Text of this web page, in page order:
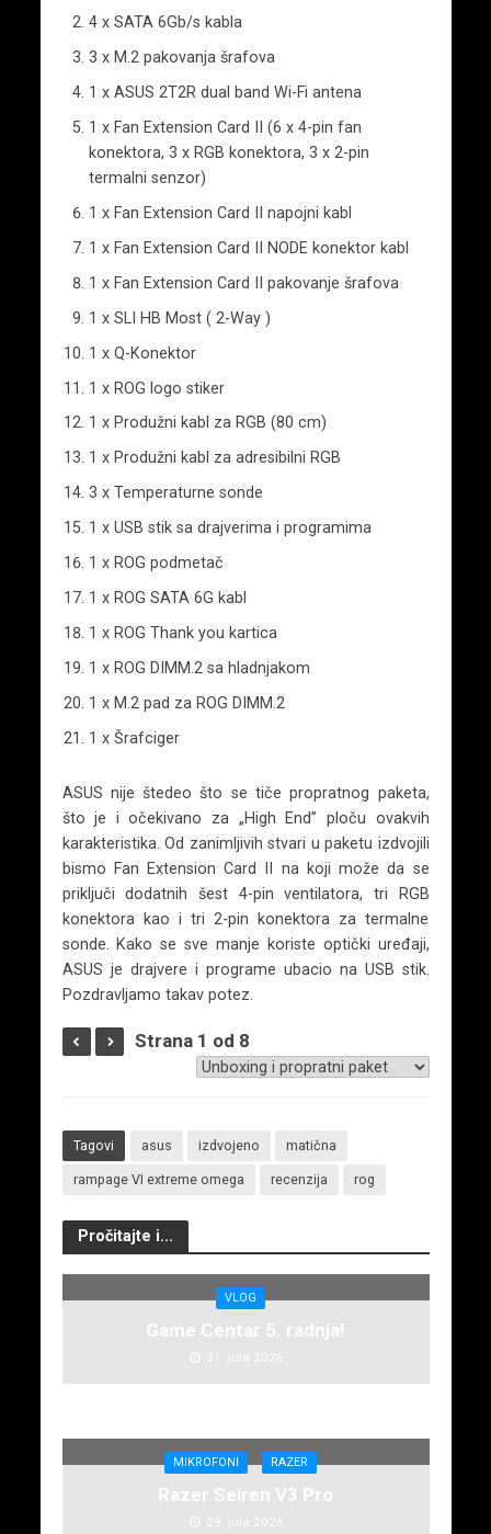
4 x SATA 6Gb/s kabla
3 x M.2 pakovanja šrafova
1 x ASUS 2T2R dual band Wi-Fi antena
1 x Fan Extension Card II (6 x 4-pin fan
konektora, 3 x RGB konektora, 3 x 2-pin
termalni senzor)
1 x Fan Extension Card II napojni kabl
1 x Fan Extension Card II NODE konektor kabl
1 x Fan Extension Card II pakovanje šrafova
1 x SLI HB Most ( 2-Way )
1 x Q-Konektor
1 x ROG logo stiker
1 x Produžni kabl za RGB (80 cm)
1 x Produžni kabl za adresibilni RGB
3 x Temperaturne sonde
1 x USB stik sa drajverima i programima
1 x ROG podmetač
1 x ROG SATA 6G kabl
1 x ROG Thank you kartica
1 x ROG DIMM.2 sa hladnjakom
1 x M.2 pad za ROG DIMM.2
1 x Šrafciger
ASUS nije štedeo što se tiče propratnog paketa,
što je i očekivano za „High End” ploču ovakvih
karakteristika. Od zanimljivih stvari u paketu izdvojili
bismo Fan Extension Card II na koji može da se
priključi dodatnih šest 4-pin ventilatora, tri RGB
konektora kao i tri 2-pin konektora za termalne
sonde. Kako se sve manje koriste optički uređaji,
ASUS je drajvere i programe ubacio na USB stik.
Pozdravljamo takav potez.
Strana 1 od 8
Tagovi asus izdvojeno matična
rampage VI extreme omega recenzija rog
Pročitajte i...
VLOG
Game Centar 5. radnja!
31. jula 2026.
MIKROFONI RAZER
Razer Seiren V3 Pro
29. jula 2026.